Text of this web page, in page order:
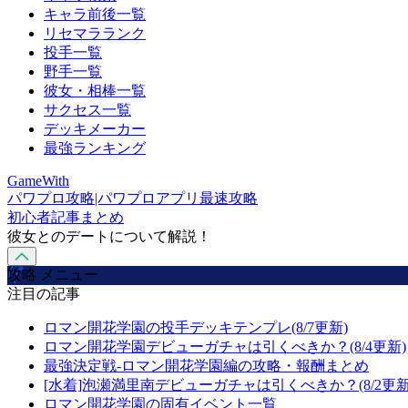
キャラ前後一覧
リセマラランク
投手一覧
野手一覧
彼女・相棒一覧
サクセス一覧
デッキメーカー
最強ランキング
GameWith
パワプロ攻略|パワプロアプリ最速攻略
初心者記事まとめ
彼女とのデートについて解説！
攻略 メニュー
注目の記事
ロマン開花学園の投手デッキテンプレ(8/7更新)
ロマン開花学園デビューガチャは引くべきか？(8/4更新)
最強決定戦-ロマン開花学園編の攻略・報酬まとめ
[水着]泡瀬満里南デビューガチャは引くべきか？(8/2更
ロマン開花学園の固有イベント一覧